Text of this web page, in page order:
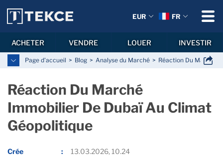
Page d'accueil Blog Analyse du Marché Réaction Du Marché
Réaction Du Marché
Immobilier De Dubaï Au Climat
Géopolitique
Crée
13.03.2026, 10.24
EUR FR
ACHETER VENDRE LOUER INVESTIR